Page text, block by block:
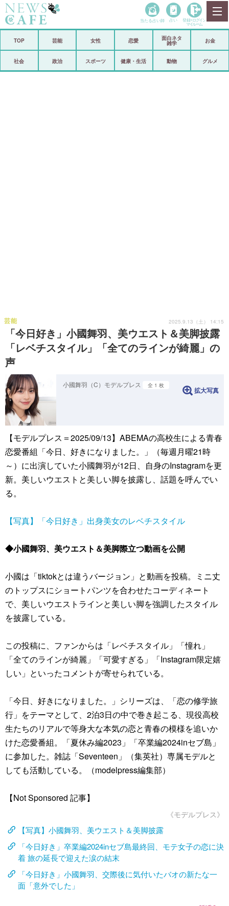
政治
当たる占い師 占い 登録• ログイン
マイルーム
TOP 芸能 女性 恋愛
面白ネタ
雑学
お金
社会 政治 スポーツ 健康・生活 動物 グルメ
「今日好き」小國舞羽、美ウエスト＆美脚披露
「レベチスタイル」「全てのラインが綺麗」の
声
芸能 2025.9.13（土） 14:15
小國舞羽（C）モデルプレス 全 1 枚
拡大写真
【モデルプレス＝2025/09/13】ABEMAの高校生による青春
恋愛番組「今日、好きになりました。」（毎週月曜21時
～）に出演していた小國舞羽が12日、自身のInstagramを更
新。美しいウエストと美しい脚を披露し、話題を呼んでい
る。
【写真】「今日好き」出身美女のレベチスタイル
◆小國舞羽、美ウエスト＆美脚際立つ動画を公開
小國は「tiktokとは違うバージョン」と動画を投稿。ミニ丈
のトップスにショートパンツを合わせたコーディネート
で、美しいウエストラインと美しい脚を強調したスタイル
を披露している。
この投稿に、ファンからは「レベチスタイル」「憧れ」
「全てのラインが綺麗」「可愛すぎる」「Instagram限定嬉
しい」といったコメントが寄せられている。
「今日、好きになりました。」シリーズは、「恋の修学旅
行」をテーマとして、2泊3日の中で巻き起こる、現役高校
生たちのリアルで等身大な本気の恋と青春の模様を追いか
けた恋愛番組。「夏休み編2023」「卒業編2024inセブ島」
に参加した。雑誌「Seventeen」（集英社）専属モデルと
しても活動している。（modelpress編集部）
【Not Sponsored 記事】
《モデルプレス》
【写真】小國舞羽、美ウエスト＆美脚披露
「今日好き」卒業編2024inセブ島最終回、モテ女子の恋に決
着 旅の延長で迎えた涙の結末
「今日好き」小國舞羽、交際後に気付いたバオの新たな一
面「意外でした」